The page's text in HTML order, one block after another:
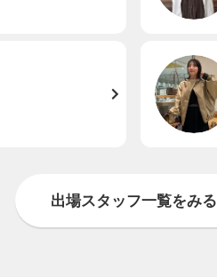
出場スタッフ一覧をみる